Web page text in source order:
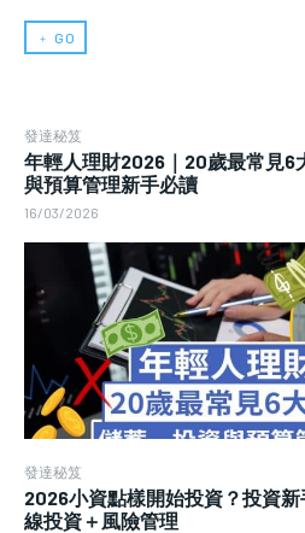
﹢ GO
發達秘笈
年輕人理財2026｜20歲最常見6
與預算管理新手必讀
16/03/2026
發達秘笈
2026小資點樣開始投資？投資
線投資＋風險管理